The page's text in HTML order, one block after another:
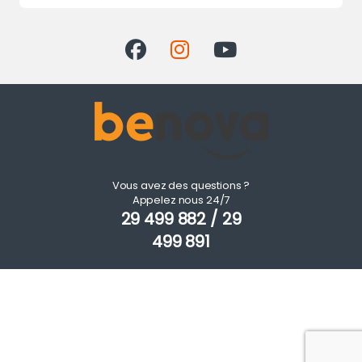
Vous avez des questions ?
Appelez nous 24/7
29 499 882 / 29
499 891